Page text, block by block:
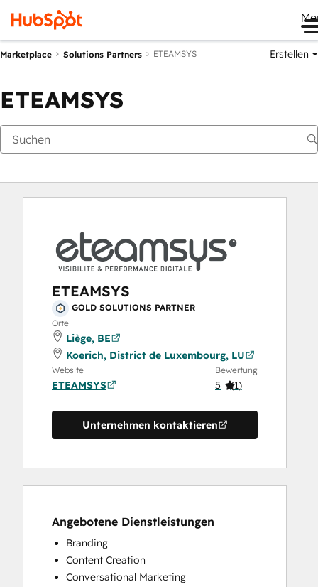
Marketplace Solutions Partners ETEAMSYS Erstellen
ETEAMSYS
ETEAMSYS
GOLD SOLUTIONS PARTNER
Orte
Liège, BE
Koerich, District de Luxembourg, LU
Website
ETEAMSYS
Bewertung
5 (1)
Unternehmen kontaktieren
Angebotene Dienstleistungen
Branding
Content Creation
Conversational Marketing